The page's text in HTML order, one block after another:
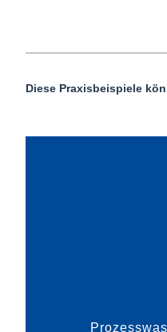
Diese Praxisbeispiele